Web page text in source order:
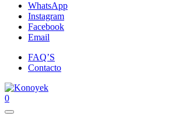
WhatsApp
Instagram
Facebook
Email
FAQ’S
Contacto
0